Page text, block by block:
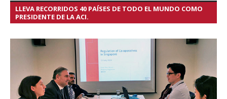
LLEVA RECORRIDOS 40 PAÍSES DE TODO EL MUNDO COMO
PRESIDENTE DE LA ACI.